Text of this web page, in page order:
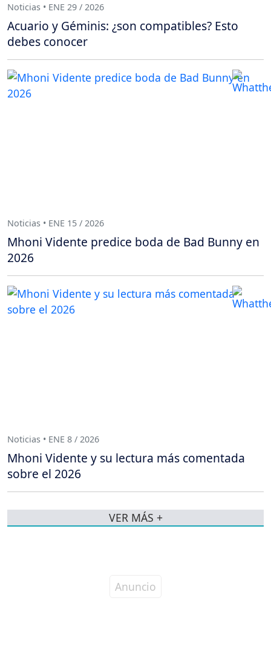
Noticias • ENE 29 / 2026
Acuario y Géminis: ¿son compatibles? Esto
debes conocer
Noticias • ENE 15 / 2026
Mhoni Vidente predice boda de Bad Bunny en
2026
Noticias • ENE 8 / 2026
Mhoni Vidente y su lectura más comentada
sobre el 2026
VER MÁS +